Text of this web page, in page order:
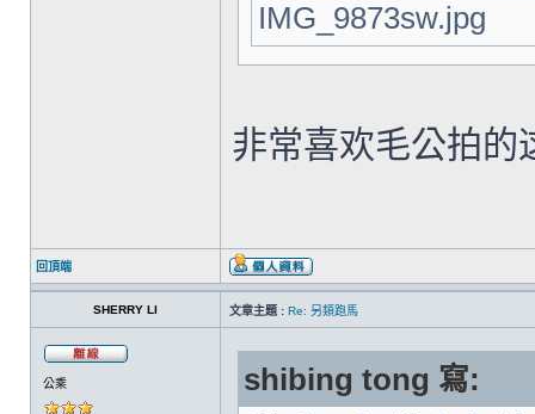
IMG_9873sw.jpg
非常喜欢毛公拍
回頂端
SHERRY LI 文章主題 : Re: 另類跑馬
公乘 shibing tong 寫: